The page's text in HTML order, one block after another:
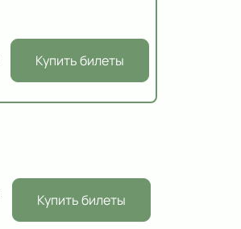
Купить билеты
Купить билеты